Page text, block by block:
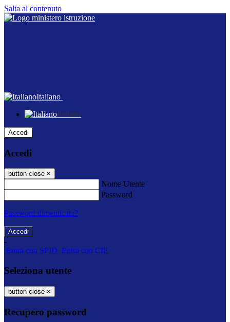
Salta al contenuto
Italiano
Italiano
Accedi
Accedi
button close ×
Nome Utente
Password
Password dimenticata?
-
Entra con SPID Entra con CIE
Seleziona utente
button close ×
Recupero password